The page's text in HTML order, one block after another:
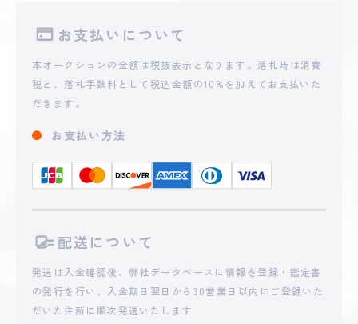
お支払いについて
本オークションの金額は税抜表示となります。落札時は消費
税と、落札手数料として税込金額の10%を加えてお支払いた
だきます。
お支払い方法
配送について
発送は入金確認後、弊社データベースに情報を登録・鑑定書
の発行を行い、入金期日翌日から30営業日以内にご登録いた
だいた住所に順次発送いたします